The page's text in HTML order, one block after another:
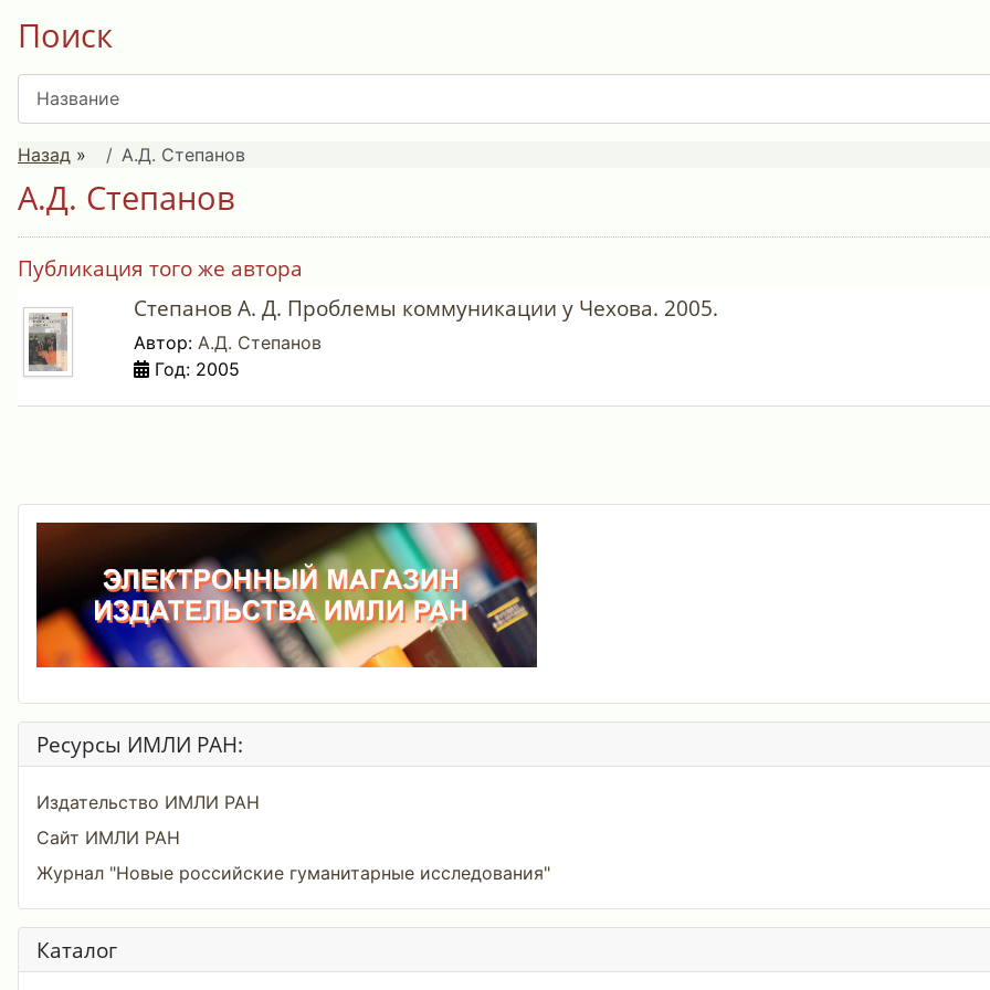
Поиск
Назад » А.Д. Степанов
А.Д. Степанов
Публикация того же автора
Степанов А. Д. Проблемы коммуникации у Чехова. 2005.
Автор: А.Д. Степанов
Год: 2005
Ресурсы ИМЛИ РАН:
Издательство ИМЛИ РАН
Сайт ИМЛИ РАН
Журнал "Новые российские гуманитарные исследования"
Каталог